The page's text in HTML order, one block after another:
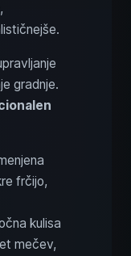
,
gradnje.
frčijo,
kulisa
mečev,